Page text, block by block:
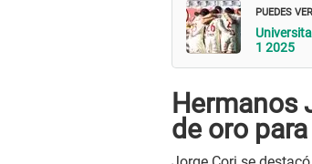
PUEDES
1 2025
Hermanos
de oro